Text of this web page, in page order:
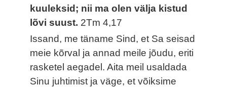
kuuleksid; nii ma olen välja kistud
lõvi suust. 2Tm 4,17
Issand, me täname Sind, et Sa seisad
meie kõrval ja annad meile jõudu, eriti
rasketel aegadel. Aita meil usaldada
Sinu juhtimist ja väge, et võiksime